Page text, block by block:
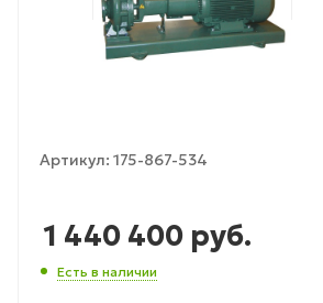
Артикул: 175-867-534
1 440 400 руб.
Есть в наличии